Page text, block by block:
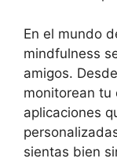
En el mundo
mindfulness
amigos.
monitorean tu
aplicaciones
sientas bien